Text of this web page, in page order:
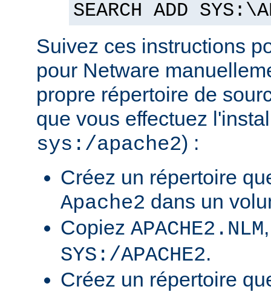
SEARCH ADD
Suivez ces instructions
pour Netware
propre répertoire de
que vous effectuez
sys:/apache2) :
Créez un répertoire
Apache2 dans un
Copiez APACHE2.NLM
SYS:/APACHE2.
Créez un répertoire